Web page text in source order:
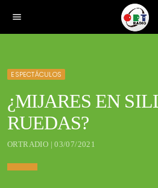
menu
ESPECTÁCULOS
¿MIJARES EN
RUEDAS?
ORTRADIO | 03/07/2021